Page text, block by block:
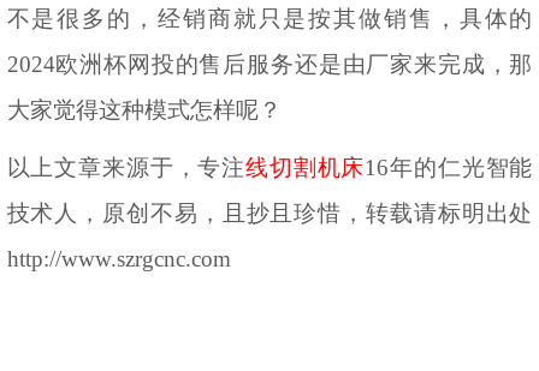
不是很多的，经销商就只是按其做销售，具体的
2024欧洲杯网投的售后服务还是由厂家来完成，那
大家觉得这种模式怎样呢？
以上文章来源于，专注线切割机床16年的仁光智能
技术人，原创不易，且抄且珍惜，转载请标明出处
http://www.szrgcnc.com